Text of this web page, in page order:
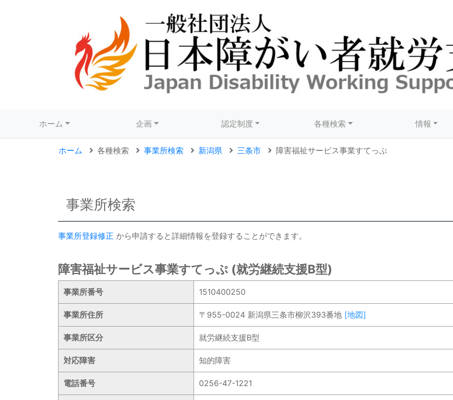
ホーム 企画 認定制度 各種検索 情報
ホーム 各種検索 事業所検索 新潟県 三条市 障害福祉サービス事業すてっぷ
事業所検索
事業所登録修正 から申請すると詳細情報を登録することができます。
障害福祉サービス事業すてっぷ (就労継続支援B型)
事業所番号 1510400250
事業所住所 〒955-0024 新潟県三条市柳沢393番地 [地図]
事業所区分 就労継続支援B型
対応障害 知的障害
電話番号 0256-47-1221